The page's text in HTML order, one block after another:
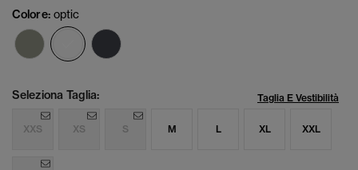
Colore: optic
selezionato
Seleziona Taglia: Taglia E Vestibilità
XXS XS S M L XL XXL